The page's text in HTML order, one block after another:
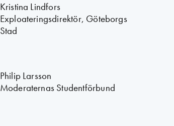
Kristina Lindfors
Exploateringsdirektör, Göteborgs
Stad
Philip Larsson
Moderaternas Studentförbund